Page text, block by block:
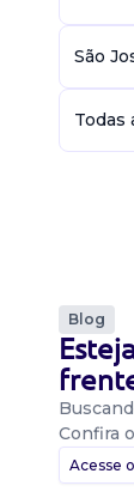
São
Todas
Blog
Confira
Acesse